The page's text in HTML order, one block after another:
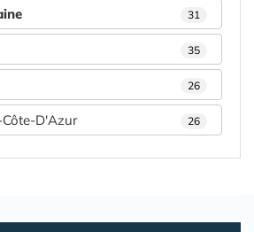
31
35
26
D'Azur 26